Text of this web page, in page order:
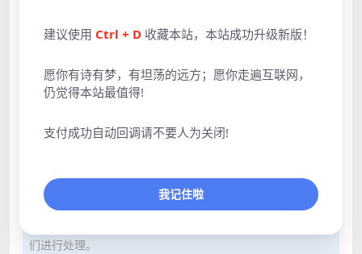
创发布。任何个人或组织，在未征得本站同意时，禁止复
制、盗用、采集、发布本站内容到任何网站、书籍等各类媒
们进行处理。
建议使用 Ctrl + D 收藏本站，本站成功升级新版！
愿你有诗有梦，有坦荡的远方；愿你走遍互联网，
仍觉得本站最值得!
支付成功自动回调请不要人为关闭!
我记住啦